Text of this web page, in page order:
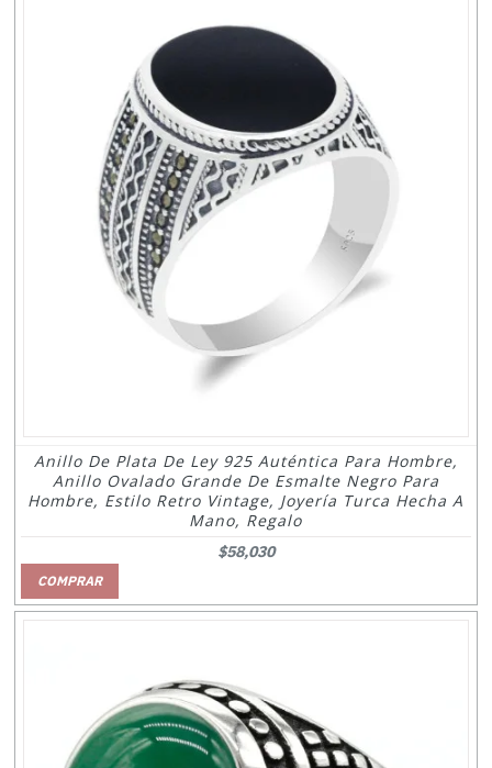
Anillo De Plata De Ley 925 Auténtica Para Hombre,
Anillo Ovalado Grande De Esmalte Negro Para
Hombre, Estilo Retro Vintage, Joyería Turca Hecha A
Mano, Regalo
$58,030
COMPRAR